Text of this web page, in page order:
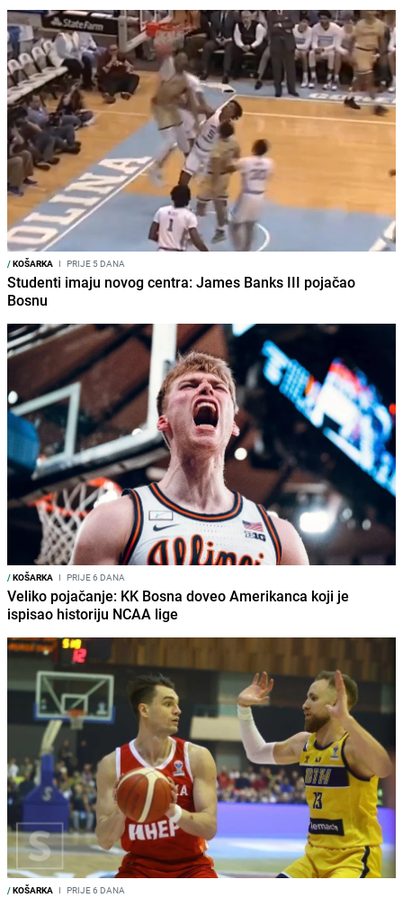
/KOŠARKA I PRIJE 5 DANA
Studenti imaju novog centra: James Banks III pojačao
Bosnu
/KOŠARKA I PRIJE 6 DANA
Veliko pojačanje: KK Bosna doveo Amerikanca koji je
ispisao historiju NCAA lige
/KOŠARKA I PRIJE 6 DANA